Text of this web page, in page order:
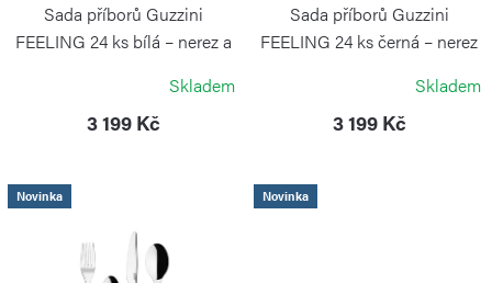
to
t
ů
Sada příborů Guzzini
FEELING 24 ks bílá – nerez a
Skladem
3 199 Kč
Sada příborů Guzzini
FEELING 24 ks černá – nerez
Skladem
3 199 Kč
Novinka Novinka